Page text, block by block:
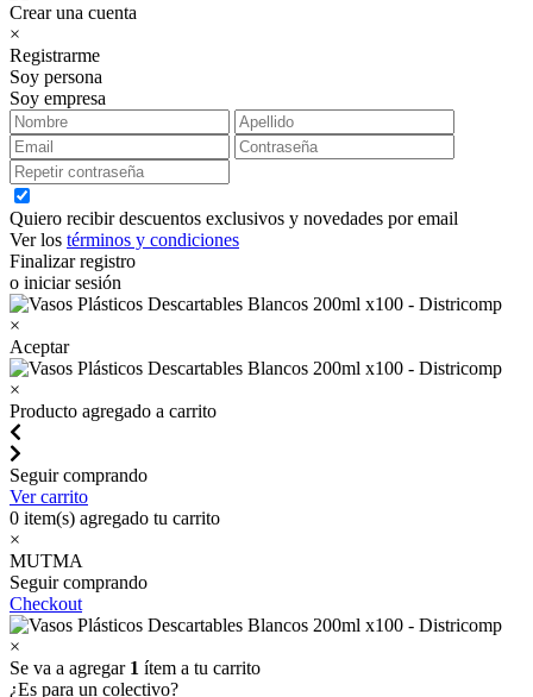
Crear una cuenta
×
Registrarme
Soy persona
Soy empresa
Quiero recibir descuentos exclusivos y novedades por email
Ver los términos y condiciones
Finalizar registro
o iniciar sesión
×
Aceptar
×
Producto agregado a carrito
Seguir comprando
Ver carrito
0 item(s) agregado tu carrito
×
MUTMA
Seguir comprando
Checkout
×
Se va a agregar 1 ítem a tu carrito
¿Es para un colectivo?